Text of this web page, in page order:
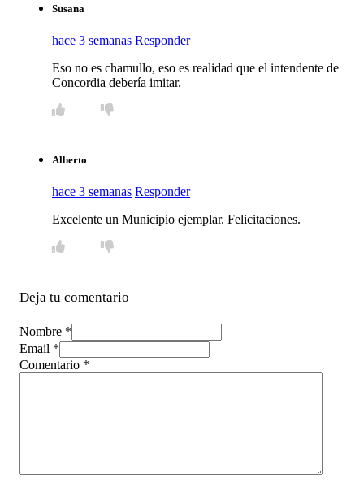
Susana
hace 3 semanas Responder
Eso no es chamullo, eso es realidad que el intendente de
Concordia debería imitar.
Alberto
hace 3 semanas Responder
Excelente un Municipio ejemplar. Felicitaciones.
Deja tu comentario
Nombre *
Email *
Comentario *